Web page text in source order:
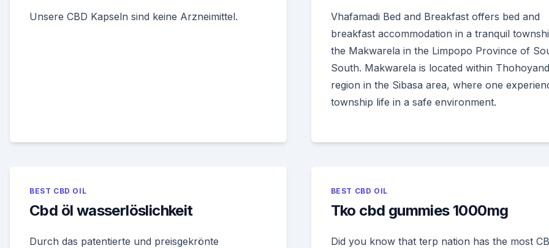
Unsere CBD Kapseln sind keine Arzneimittel.
Vhafamadi Bed and Breakfast offers bed and
breakfast accommodation in a tranquil
the Makwarela in the Limpopo Province of
South. Makwarela is located within
region in the Sibasa area, where one
township life in a safe environment.
BEST CBD OIL
Cbd öl wasserlöslichkeit
Durch das patentierte und preisgekrönte
BEST CBD OIL
Tko cbd gummies 1000mg
Did you know that terp nation has the most